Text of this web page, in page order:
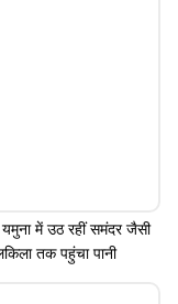
में उठ रहीं समंदर जैसी
तक पहुंचा पानी